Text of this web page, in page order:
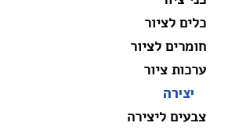
כלים לציור
חומרים לציור
ערכות ציור
יצירה
צבעים ליצירה